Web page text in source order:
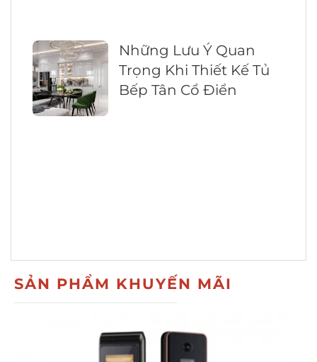
Những Lưu Ý Quan
Trọng Khi Thiết Kế Tủ
Bếp Tân Cổ Điển
SẢN PHẨM KHUYẾN MÃI